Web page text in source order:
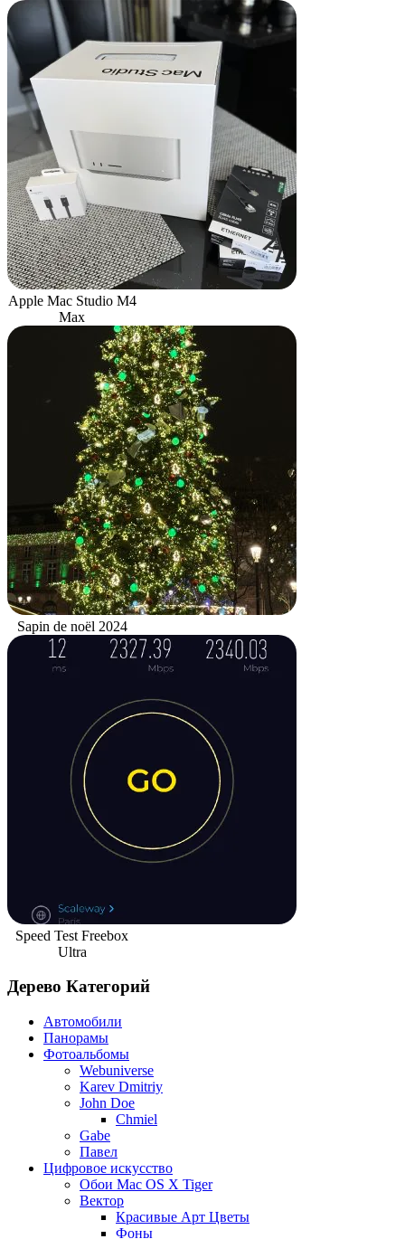
Apple Mac Studio M4
Max
Sapin de noël 2024
Speed Test Freebox
Ultra
Дерево Категорий
Автомобили
Панорамы
Фотоальбомы
Webuniverse
Karev Dmitriy
John Doe
Chmiel
Gabe
Павел
Цифровое искусство
Обои Mac OS X Tiger
Вектор
Красивые Арт Цветы
Фоны